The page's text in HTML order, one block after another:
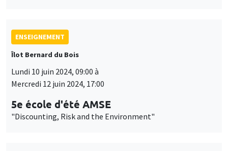
ENSEIGNEMENT
Îlot Bernard du Bois
Lundi 10 juin 2024, 09:00 à
Mercredi 12 juin 2024, 17:00
5e école d'été AMSE
"Discounting, Risk and the Environment"